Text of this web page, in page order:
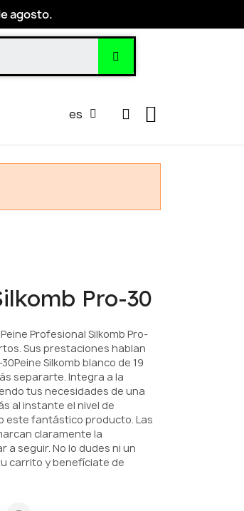
agosto.
es
Pro-30
Profesional Silkomb Pro-
Sus prestaciones hablan
Silkomb blanco de 19
separarte. Integra a la
tus necesidades de una
al instante el nivel de
este fantástico producto. Las
claramente la
seguir. No lo dudes ni un
carrito y benefíciate de